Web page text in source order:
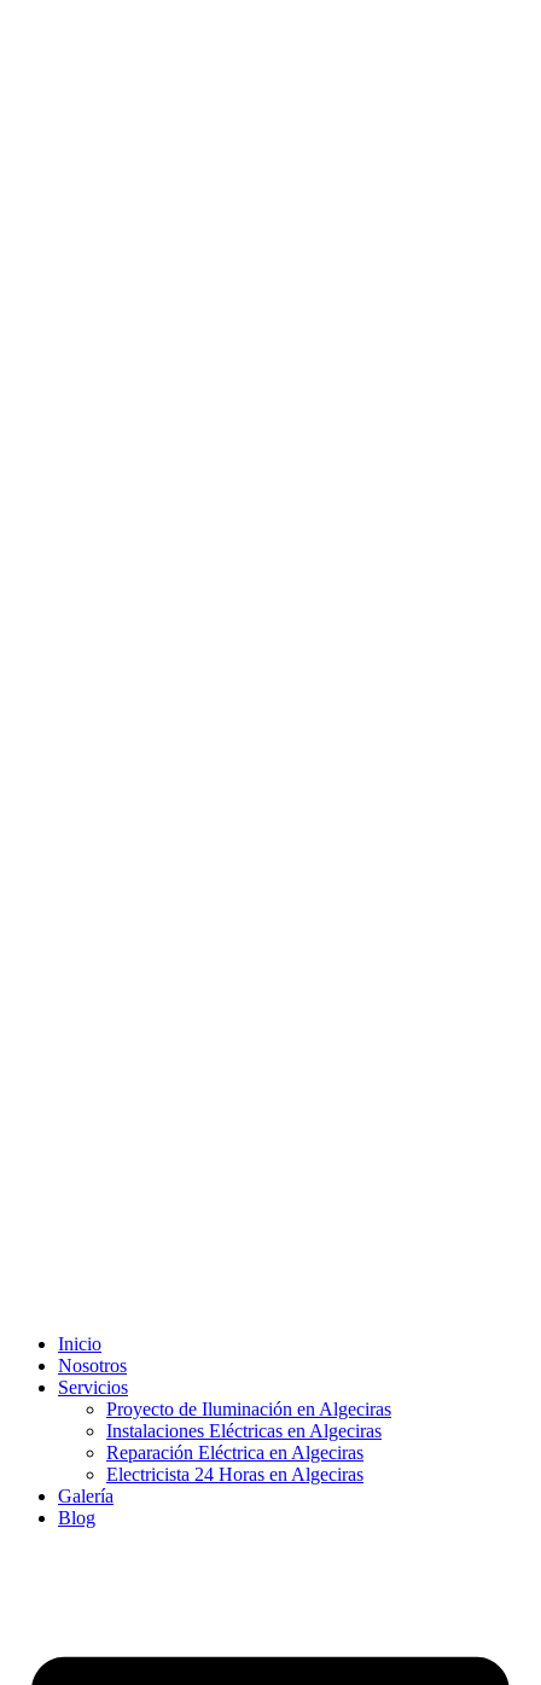
Inicio
Nosotros
Servicios
Proyecto de Iluminación en Algeciras
Instalaciones Eléctricas en Algeciras
Reparación Eléctrica en Algeciras
Electricista 24 Horas en Algeciras
Galería
Blog